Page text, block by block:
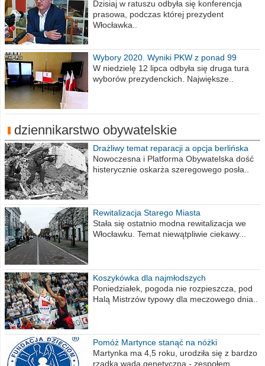
obrażajmy się”
Dzisiaj w ratuszu odbyła się konferencja
prasowa, podczas której prezydent
Włocławka..
Wybory 2020. Wyniki PKW z ponad 99
procent obwodów
W niedzielę 12 lipca odbyła się druga tura
wyborów prezydenckich. Największe..
dziennikarstwo obywatelskie
Drażliwy temat reparacji a opcja berlińska
Nowoczesna i Platforma Obywatelska dość
histerycznie oskarża szeregowego posła..
Rewitalizacja Starego Miasta
Stała się ostatnio modna rewitalizacja we
Włocławku. Temat niewątpliwie ciekawy...
Koszykówka dla najmłodszych
Poniedziałek, pogoda nie rozpieszcza, pod
Halą Mistrzów typowy dla meczowego dnia..
Pomóż Martynce stanąć na nóżki
Martynka ma 4,5 roku, urodziła się z bardzo
rzadką wadą genetyczną - zespołem..